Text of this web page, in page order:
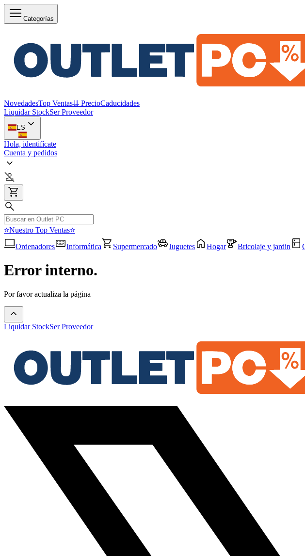
Categorías
NovedadesTop Ventas⇊ PrecioCaducidades
Liquidar StockSer Proveedor
ES
Hola, identifícate
Cuenta y pedidos
⭐Nuestro Top Ventas⭐
Ordenadores
Informática Supermercado Juguetes Hogar Bricolaje y jardin
Error interno.
Por favor actualiza la página
Liquidar StockSer Proveedor